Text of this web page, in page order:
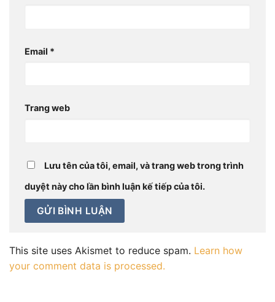
Email *
Trang web
Lưu tên của tôi, email, và trang web trong trình
duyệt này cho lần bình luận kế tiếp của tôi.
This site uses Akismet to reduce spam. Learn how
your comment data is processed.